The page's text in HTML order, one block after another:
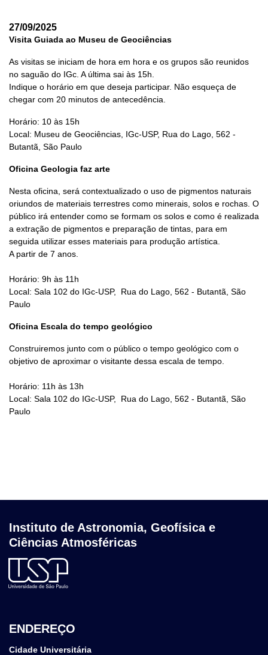
27/09/2025
Visita Guiada ao Museu de Geociências
As visitas se iniciam de hora em hora e os grupos são reunidos
no saguão do IGc. A última sai às 15h.
Indique o horário em que deseja participar. Não esqueça de
chegar com 20 minutos de antecedência.
Horário: 10 às 15h
Local: Museu de Geociências, IGc-USP, Rua do Lago, 562 -
Butantã, São Paulo
Oficina Geologia faz arte
Nesta oficina, será contextualizado o uso de pigmentos naturais
oriundos de materiais terrestres como minerais, solos e rochas. O
público irá entender como se formam os solos e como é realizada
a extração de pigmentos e preparação de tintas, para em
seguida utilizar esses materiais para produção artística.
A partir de 7 anos.
Horário: 9h às 11h
Local: Sala 102 do IGc-USP, Rua do Lago, 562 - Butantã, São
Paulo
Oficina Escala do tempo geológico
Construiremos junto com o público o tempo geológico com o
objetivo de aproximar o visitante dessa escala de tempo.
Horário: 11h às 13h
Local: Sala 102 do IGc-USP, Rua do Lago, 562 - Butantã, São
Paulo
Instituto de Astronomia, Geofísica e
Ciências Atmosféricas
ENDEREÇO
Cidade Universitária